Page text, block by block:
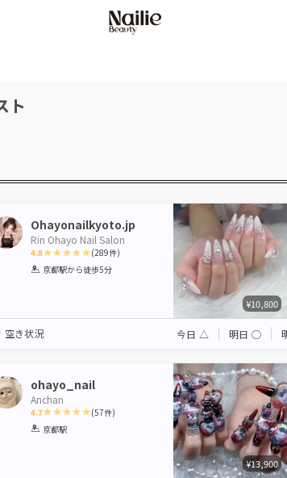
ト
Ohayonailkyoto.jp
Rin Ohayo Nail Salon
4.8
1 2 3 4 5
(289件)
京都駅から徒歩5分
¥10,800
空き状況 今日 △ 明日 ◯
ohayo_nail
Anchan
4.7
1 2 3
(57件)
京都駅
¥13,900